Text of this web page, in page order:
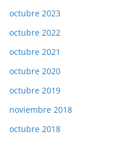
octubre 2023
octubre 2022
octubre 2021
octubre 2020
octubre 2019
noviembre 2018
octubre 2018